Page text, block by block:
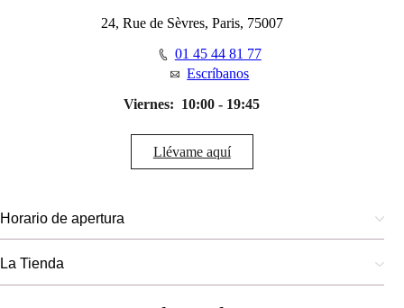
24, Rue de Sèvres, Paris, 75007
01 45 44 81 77
Escríbanos
Viernes: 10:00 - 19:45
Llévame aquí
Horario de apertura
La Tienda